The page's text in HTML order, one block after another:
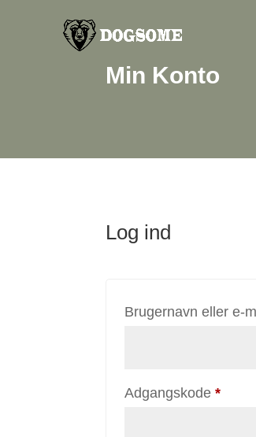
Min Konto
Log ind
Brugernavn eller e-
Adgangskode*